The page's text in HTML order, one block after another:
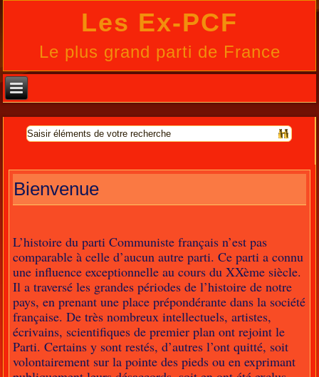
Les Ex-PCF
Le plus grand parti de France
Bienvenue
L’histoire du parti Communiste français n’est pas
comparable à celle d’aucun autre parti. Ce parti a connu
une influence exceptionnelle au cours du XXème siècle.
Il a traversé les grandes périodes de l’histoire de notre
pays, en prenant une place prépondérante dans la société
française. De très nombreux intellectuels, artistes,
écrivains, scientifiques de premier plan ont rejoint le
Parti. Certains y sont restés, d’autres l’ont quitté, soit
volontairement sur la pointe des pieds ou en exprimant